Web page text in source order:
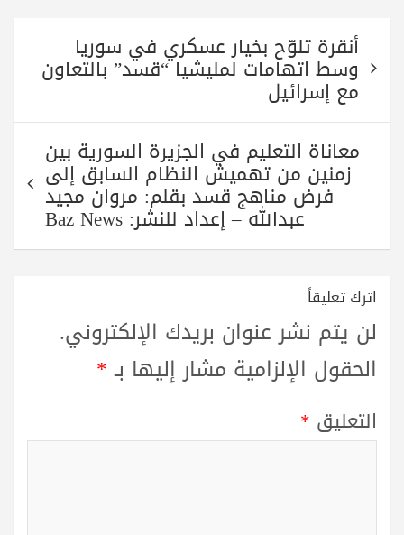
تصفّح
المقالات
أنقرة تلوّح بخيار عسكري في سوريا
وسط اتهامات لمليشيا “قسد” بالتعاون
مع إسرائيل
معاناة التعليم في الجزيرة السورية بين
زمنين من تهميش النظام السابق إلى
فرض مناهج قسد بقلم: مروان مجيد
عبدالله – إعداد للنشر: Baz News
اترك تعليقاً
لن يتم نشر عنوان بريدك الإلكتروني.
الحقول الإلزامية مشار إليها بـ*
التعليق *